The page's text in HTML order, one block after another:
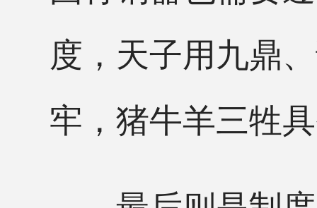
度，天子用九鼎
牢，猪牛羊三牲